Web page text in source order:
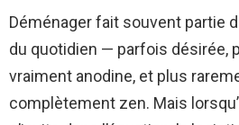
Déménager fait souvent partie
du quotidien — parfois désirée,
vraiment anodine, et plus
complètement zen. Mais